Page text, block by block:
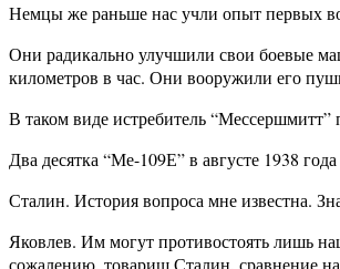
Немцы же раньше нас учли опыт первых
Они радикально улучшили свои боевые
километров в час. Они вооружили его
В таком виде истребитель
Два десятка “Ме-109Е” в августе 1938
Сталин. История вопроса мне известна.
Яковлев. Им могут противостоять лишь